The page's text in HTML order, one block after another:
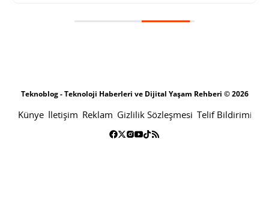
Teknoblog - Teknoloji Haberleri ve Dijital Yaşam Rehberi © 2026
Künye İletişim Reklam Gizlilik Sözleşmesi Telif Bildirimi